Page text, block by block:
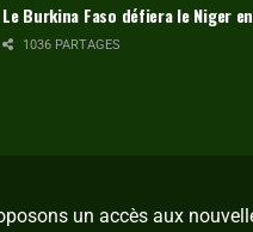
Le Burkina Faso défiera le Niger
1036 PARTAGES
un accès aux